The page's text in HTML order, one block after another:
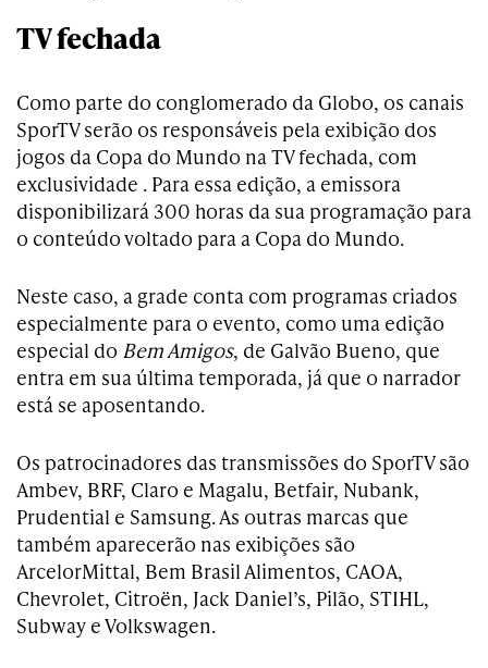
TV fechada
Como parte do conglomerado da Globo, os canais
SporTV serão os responsáveis pela exibição dos
jogos da Copa do Mundo na TV fechada, com
exclusividade . Para essa edição, a emissora
disponibilizará 300 horas da sua programação para
o conteúdo voltado para a Copa do Mundo.
Neste caso, a grade conta com programas criados
especialmente para o evento, como uma edição
especial do Bem Amigos, de Galvão Bueno, que
entra em sua última temporada, já que o narrador
está se aposentando.
Os patrocinadores das transmissões do SporTV são
Ambev, BRF, Claro e Magalu, Betfair, Nubank,
Prudential e Samsung. As outras marcas que
também aparecerão nas exibições são
ArcelorMittal, Bem Brasil Alimentos, CAOA,
Chevrolet, Citroën, Jack Daniel’s, Pilão, STIHL,
Subway e Volkswagen.